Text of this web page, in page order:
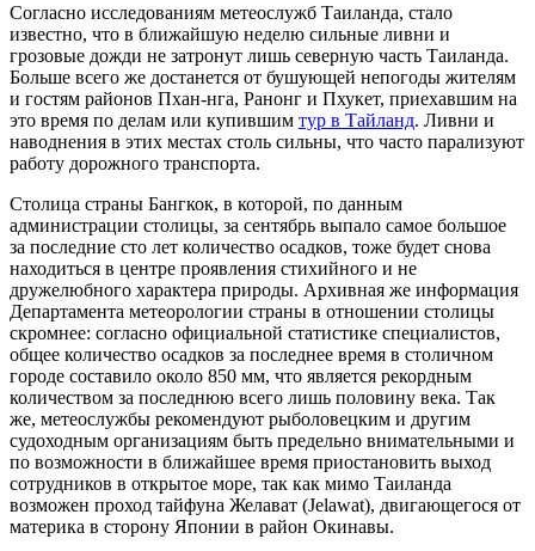
Согласно исследованиям метеослужб Таиланда, стало
известно, что в ближайшую неделю сильные ливни и
грозовые дожди не затронут лишь северную часть Таиланда.
Больше всего же достанется от бушующей непогоды жителям
и гостям районов Пхан-нга, Ранонг и Пхукет, приехавшим на
это время по делам или купившим тур в Тайланд. Ливни и
наводнения в этих местах столь сильны, что часто парализуют
работу дорожного транспорта.
Столица страны Бангкок, в которой, по данным
администрации столицы, за сентябрь выпало самое большое
за последние сто лет количество осадков, тоже будет снова
находиться в центре проявления стихийного и не
дружелюбного характера природы. Архивная же информация
Департамента метеорологии страны в отношении столицы
скромнее: согласно официальной статистике специалистов,
общее количество осадков за последнее время в столичном
городе составило около 850 мм, что является рекордным
количеством за последнюю всего лишь половину века. Так
же, метеослужбы рекомендуют рыболовецким и другим
судоходным организациям быть предельно внимательными и
по возможности в ближайшее время приостановить выход
сотрудников в открытое море, так как мимо Таиланда
возможен проход тайфуна Желават (Jelawat), двигающегося от
материка в сторону Японии в район Окинавы.